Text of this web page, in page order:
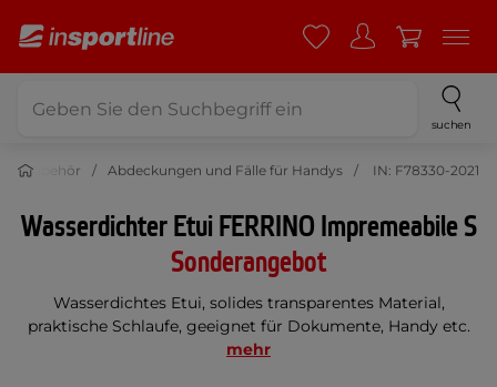
suchen
Zubehör Abdeckungen und Fälle für Handys IN: F78330-2021
Wasserdichter Etui FERRINO Impremeabile S
Sonderangebot
Wasserdichtes Etui, solides transparentes Material,
praktische Schlaufe, geeignet für Dokumente, Handy etc.
mehr